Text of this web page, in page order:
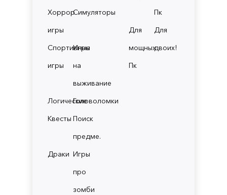
Хоррор
игры
Симуляторы
Спортивные
игры
Игры
на
выживание
ЛогическиеГоловоломки
Квесты Поиск
предме.
Драки Игры
про
зомби
Пк
Для
мощных
Пк
Для
двоих!